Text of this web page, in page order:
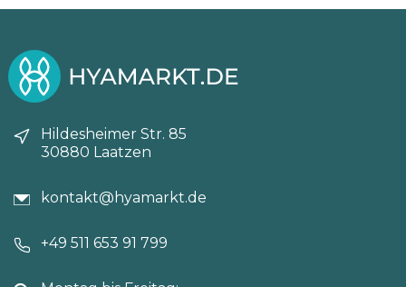
Hildesheimer Str. 85
30880 Laatzen
kontakt@hyamarkt.de
+49 511 653 91 799